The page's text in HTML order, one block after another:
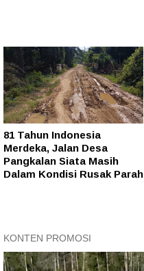
81 Tahun Indonesia
Merdeka, Jalan Desa
Pangkalan Siata Masih
Dalam Kondisi Rusak Parah